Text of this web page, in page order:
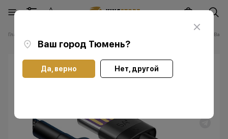
Ваш город Тюмень?
Да, верно Нет, другой
Главная Кабель